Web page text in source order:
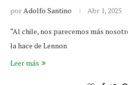
porAdolfo Santino Abr 1, 2025
“Al chile, nos parecemos más
la hace de Lennon
Leer más